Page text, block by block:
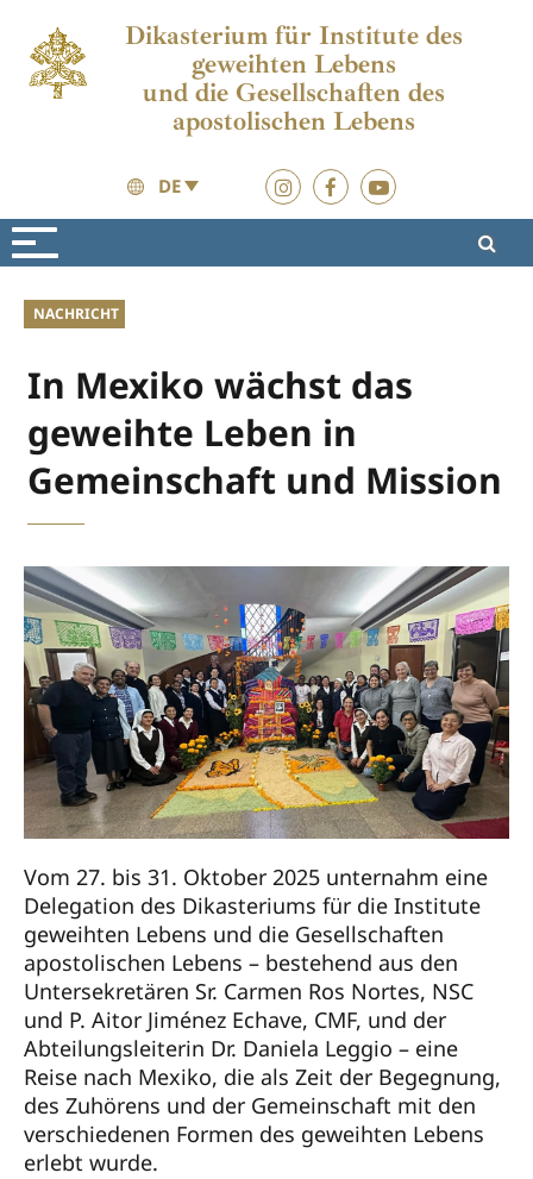
Dikasterium für Institute des
geweihten Lebens
und die Gesellschaften des
apostolischen Lebens
DE
Aktuelles
NACHRICHT
In Mexiko wächst das
geweihte Leben in
Gemeinschaft und Mission
Vom 27. bis 31. Oktober 2025 unternahm eine
Delegation des Dikasteriums für die Institute
geweihten Lebens und die Gesellschaften
apostolischen Lebens – bestehend aus den
Untersekretären Sr. Carmen Ros Nortes, NSC
und P. Aitor Jiménez Echave, CMF, und der
Abteilungsleiterin Dr. Daniela Leggio – eine
Reise nach Mexiko, die als Zeit der Begegnung,
des Zuhörens und der Gemeinschaft mit den
verschiedenen Formen des geweihten Lebens
erlebt wurde.